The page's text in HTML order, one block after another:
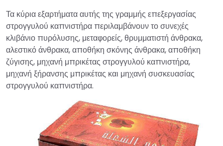
Τα κύρια εξαρτήματα αυτής της γραμμής επεξεργασίας
στρογγυλού καπνιστήρα περιλαμβάνουν το συνεχές
κλιβάνιο πυρόλυσης, μεταφορείς, θρυμματιστή άνθρακα,
αλεστικό άνθρακα, αποθήκη σκόνης άνθρακα, αποθήκη
ζύγισης, μηχανή μπρικέτας στρογγυλού καπνιστήρα,
μηχανή ξήρανσης μπρικέτας και μηχανή συσκευασίας
στρογγυλού καπνιστήρα.